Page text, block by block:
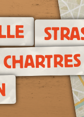
CHARTRES